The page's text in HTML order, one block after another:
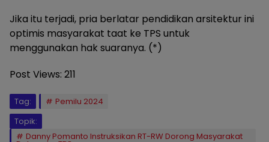
Jika itu terjadi, pria berlatar pendidikan arsitektur ini
optimis masyarakat taat ke TPS untuk
menggunakan hak suaranya. (*)
Post Views: 211
Tag:
Pemilu 2024
Topik:
Danny Pomanto Instruksikan RT-RW Dorong Masyarakat